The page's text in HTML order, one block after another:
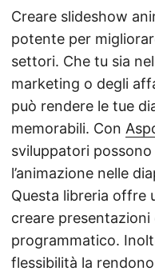
i
o
n
e
Creare slideshow
potente per
settori. Che tu sia
marketing o degli
può rendere le tue
memorabili. Con
sviluppatori
l’animazione nelle
Questa libreria offre
creare
programmatico.
flessibilità la